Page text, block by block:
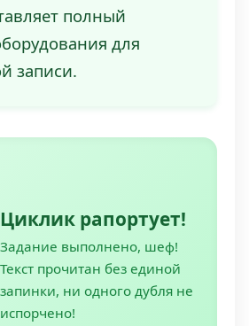
полный
для
записи.
Циклик рапортует!
Задание выполнено, шеф!
Текст прочитан без единой
запинки, ни одного дубля не
испорчено!